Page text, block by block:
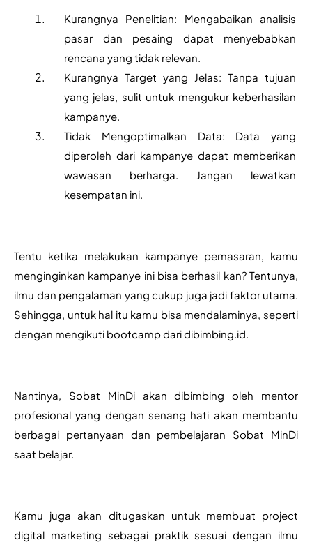
Kurangnya Penelitian: Mengabaikan analisis
pasar dan pesaing dapat menyebabkan
rencana yang tidak relevan.
Kurangnya Target yang Jelas: Tanpa tujuan
yang jelas, sulit untuk mengukur keberhasilan
kampanye.
Tidak Mengoptimalkan Data: Data yang
diperoleh dari kampanye dapat memberikan
wawasan berharga. Jangan lewatkan
kesempatan ini.
Tentu ketika melakukan kampanye pemasaran, kamu
menginginkan kampanye ini bisa berhasil kan? Tentunya,
ilmu dan pengalaman yang cukup juga jadi faktor utama.
Sehingga, untuk hal itu kamu bisa mendalaminya, seperti
dengan mengikuti bootcamp dari dibimbing.id.
Nantinya, Sobat MinDi akan dibimbing oleh mentor
profesional yang dengan senang hati akan membantu
berbagai pertanyaan dan pembelajaran Sobat MinDi
saat belajar.
Kamu juga akan ditugaskan untuk membuat project
digital marketing sebagai praktik sesuai dengan ilmu